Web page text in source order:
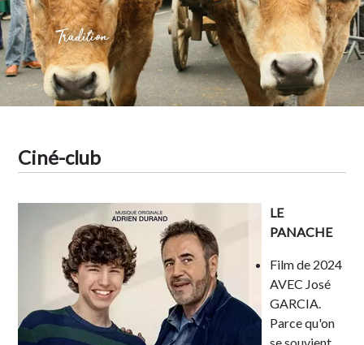
Tradition
Ciné-club
LE
PANACHE
Film de 2024
AVEC José
GARCIA.
Parce qu'on